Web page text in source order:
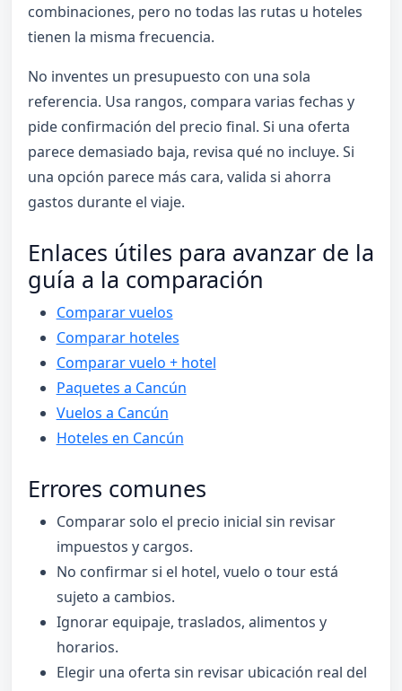
combinaciones, pero no todas las rutas u hoteles
tienen la misma frecuencia.
No inventes un presupuesto con una sola
referencia. Usa rangos, compara varias fechas y
pide confirmación del precio final. Si una oferta
parece demasiado baja, revisa qué no incluye. Si
una opción parece más cara, valida si ahorra
gastos durante el viaje.
Enlaces útiles para avanzar de la
guía a la comparación
Comparar vuelos
Comparar hoteles
Comparar vuelo + hotel
Paquetes a Cancún
Vuelos a Cancún
Hoteles en Cancún
Errores comunes
Comparar solo el precio inicial sin revisar
impuestos y cargos.
No confirmar si el hotel, vuelo o tour está
sujeto a cambios.
Ignorar equipaje, traslados, alimentos y
horarios.
Elegir una oferta sin revisar ubicación real del